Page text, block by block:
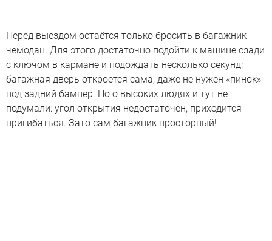
Перед выездом остаётся только бросить в багажник
чемодан. Для этого достаточно подойти к машине сзади
с ключом в кармане и подождать несколько секунд:
багажная дверь откроется сама, даже не нужен «пинок»
под задний бампер. Но о высоких людях и тут не
подумали: угол открытия недостаточен, приходится
пригибаться. Зато сам багажник просторный!